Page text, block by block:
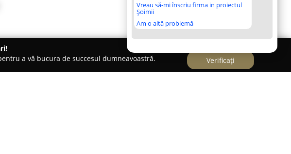
Vreau să-mi înscriu firma in proiectul
Șoimii
Am o altă problemă
a vă bucura de succesul dumneavoastră.
Verificați